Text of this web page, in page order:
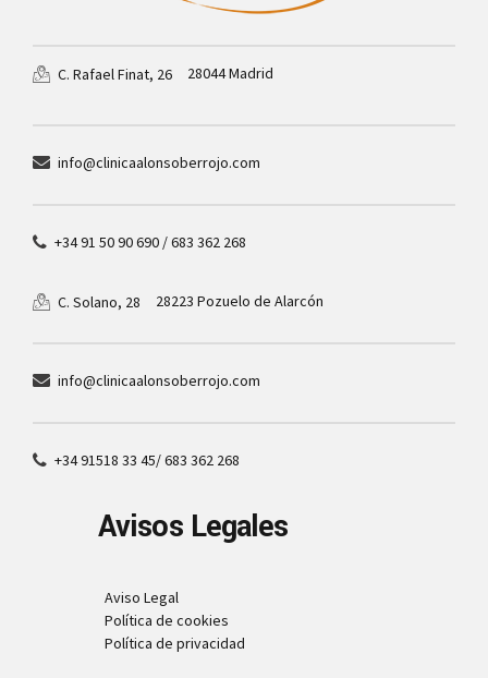
C. Rafael Finat, 26 28044 Madrid
info@clinicaalonsoberrojo.com
+34 91 50 90 690 / 683 362 268
C. Solano, 28 28223 Pozuelo de Alarcón
info@clinicaalonsoberrojo.com
+34 91518 33 45/ 683 362 268
Avisos Legales
Aviso Legal
Política de cookies
Política de privacidad